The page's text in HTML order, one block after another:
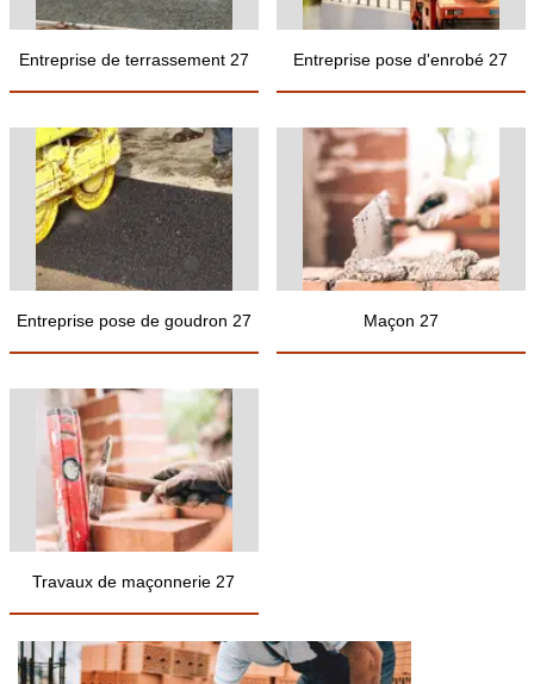
Entreprise de terrassement 27 Entreprise pose d'enrobé 27
Entreprise pose de goudron 27 Maçon 27
Travaux de maçonnerie 27